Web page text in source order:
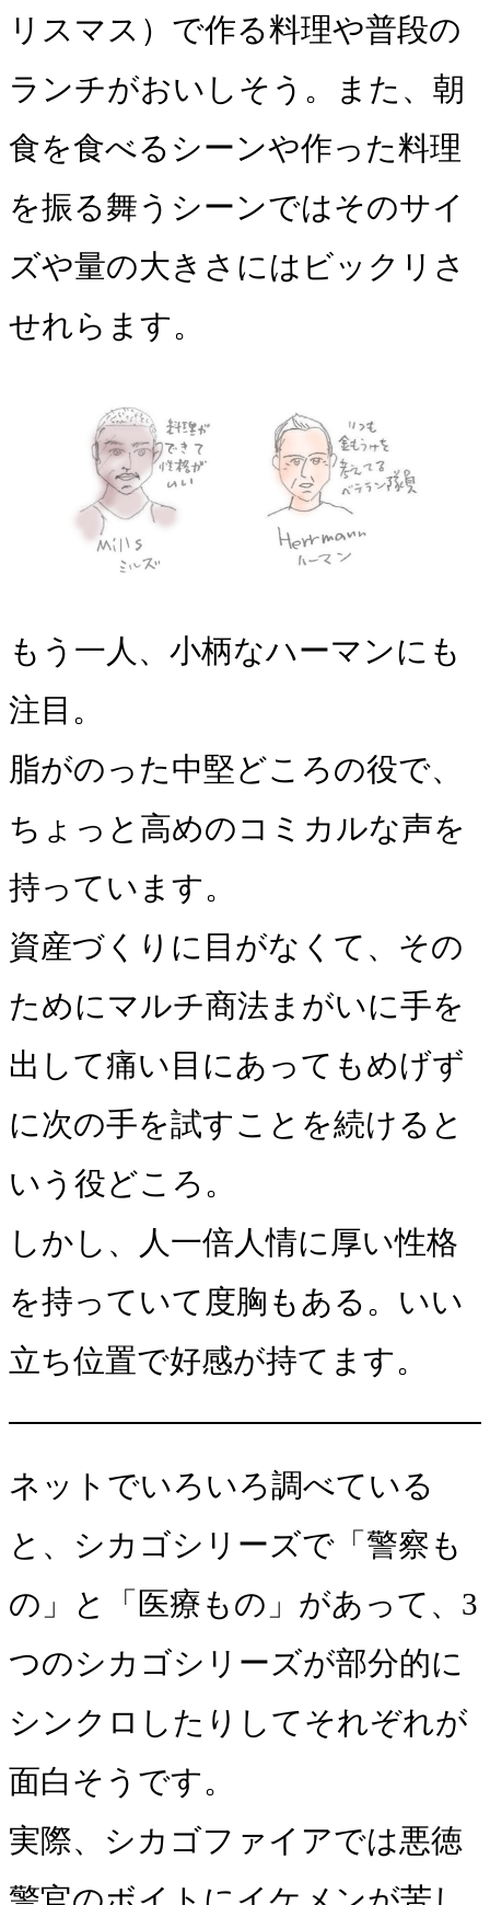
リスマス）で作る料理や普段の
ランチがおいしそう。また、朝
食を食べるシーンや作った料理
を振る舞うシーンではそのサイ
ズや量の大きさにはビックリさ
せれらます。
もう一人、小柄なハーマンにも
注目。
脂がのった中堅どころの役で、
ちょっと高めのコミカルな声を
持っています。
資産づくりに目がなくて、その
ためにマルチ商法まがいに手を
出して痛い目にあってもめげず
に次の手を試すことを続けると
いう役どころ。
しかし、人一倍人情に厚い性格
を持っていて度胸もある。いい
立ち位置で好感が持てます。
ネットでいろいろ調べている
と、シカゴシリーズで「警察も
の」と「医療もの」があって、3
つのシカゴシリーズが部分的に
シンクロしたりしてそれぞれが
面白そうです。
実際、シカゴファイアでは悪徳